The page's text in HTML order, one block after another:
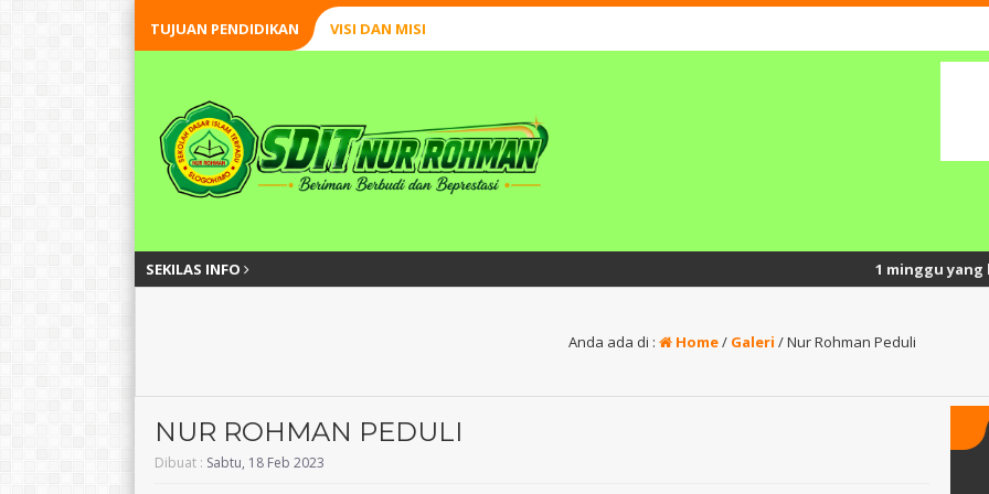
TUJUAN PENDIDIKAN VISI DAN MISI
SEKILAS INFO 1 minggu yang lalu/
Anda ada di : Home/ Galeri /Nur Rohman Peduli
NUR ROHMAN PEDULI
Dibuat : Sabtu, 18 Feb 2023